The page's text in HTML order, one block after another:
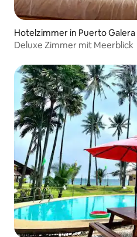
Hotelzimmer in Puerto Galera
Deluxe Zimmer mit Meerblick